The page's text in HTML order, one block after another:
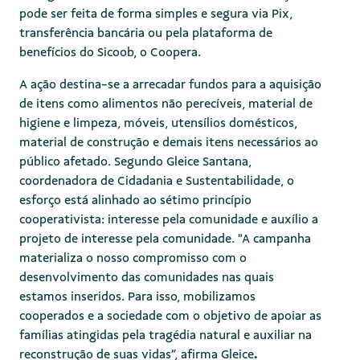
pode ser feita de forma simples e segura via Pix,
transferência bancária ou pela plataforma de
benefícios do Sicoob, o Coopera.
A ação destina-se a arrecadar fundos para a aquisição
de itens como alimentos não perecíveis, material de
higiene e limpeza, móveis, utensílios domésticos,
material de construção e demais itens necessários ao
público afetado. Segundo Gleice Santana,
coordenadora de Cidadania e Sustentabilidade, o
esforço está alinhado ao sétimo princípio
cooperativista: interesse pela comunidade e auxílio a
projeto de interesse pela comunidade. "A campanha
materializa o nosso compromisso com o
desenvolvimento das comunidades nas quais
estamos inseridos. Para isso, mobilizamos
cooperados e a sociedade com o objetivo de apoiar as
famílias atingidas pela tragédia natural e auxiliar na
reconstrução de suas vidas”, afirma Gleice.